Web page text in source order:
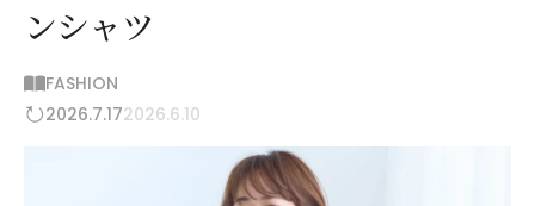
ンシャツ
FASHION
2026.7.172026.6.10